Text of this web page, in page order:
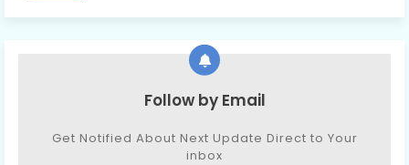
Follow by Email
Get Notified About Next Update Direct to Your
inbox